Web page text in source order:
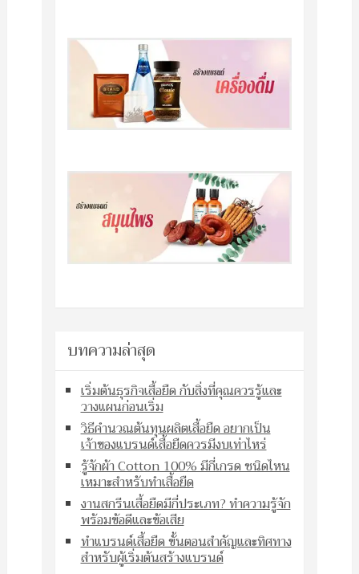
บทความล่าสุด
เริ่มต้นธุรกิจเสื้อยืด กับสิ่งที่คุณควรรู้และ
วางแผนก่อนเริ่ม
วิธีคำนวณต้นทุนผลิตเสื้อยืด อยากเป็น
เจ้าของแบรนด์เสื้อยืดควรมีงบเท่าไหร่
รู้จักผ้า Cotton 100% มีกี่เกรด ชนิดไหน
เหมาะสำหรับทำเสื้อยืด
งานสกรีนเสื้อยืดมีกี่ประเภท? ทำความรู้จัก
พร้อมข้อดีและข้อเสีย
ทำแบรนด์เสื้อยืด ขั้นตอนสำคัญและทิศทาง
สำหรับผู้เริ่มต้นสร้างแบรนด์